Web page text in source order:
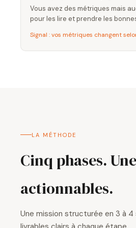
Vous avez des métriques mais
pour les lire et prendre les
Signal : vos métriques changent
LA MÉTHODE
Cinq phases.
actionnables.
Une mission structurée en 3 à 4